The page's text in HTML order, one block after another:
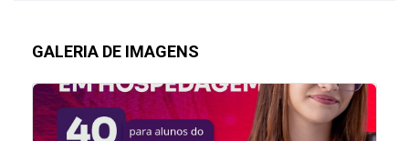
GALERIA DE IMAGENS